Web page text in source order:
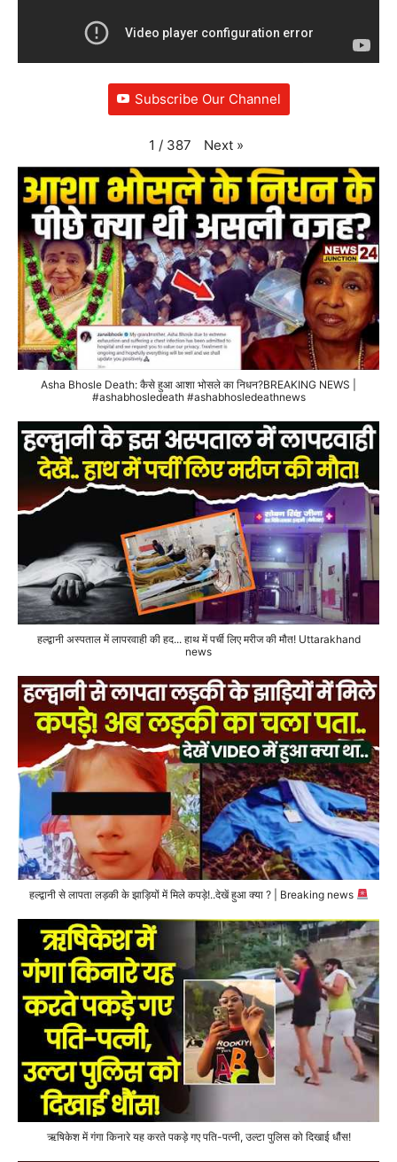
Subscribe Our Channel
1 / 387 Next »
Asha Bhosle Death: कैसे हुआ आशा भोसले का निधन?BREAKING NEWS |
#ashabhosledeath #ashabhosledeathnews
हल्द्वानी अस्पताल में लापरवाही की हद... हाथ में पर्ची लिए मरीज की मौत! Uttarakhand
news
हल्द्वानी से लापता लड़की के झाड़ियों में मिले कपड़े!..देखें हुआ क्या ? | Breaking news
ऋषिकेश में गंगा किनारे यह करते पकड़े गए पति-पत्नी, उल्टा पुलिस को दिखाई धौंस!